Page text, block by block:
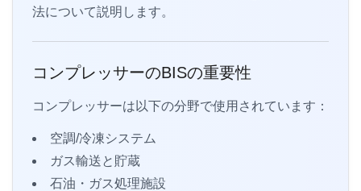
法について説明します。
コンプレッサーのBISの重要性
コンプレッサーは以下の分野で使用されています：
空調/冷凍システム
ガス輸送と貯蔵
石油・ガス処理施設